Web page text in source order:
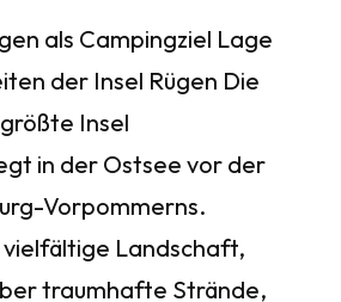
als Campingziel Lage
der Insel Rügen Die
Insel
in der Ostsee vor der
Vorpommerns.
Landschaft,
traumhafte Strände,